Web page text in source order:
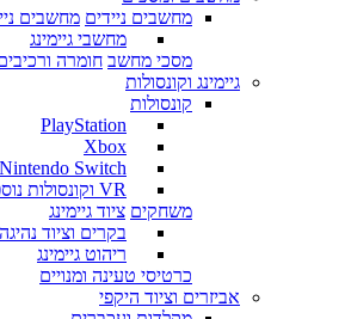
מחשבים ניידים מחשבים
מחשבי גיימינג
מסכי מחשב חומרה
גיימינג וקונסולות
קונסולות
PlayStation
Xbox
Nintendo Switch
VR וקונסולות נוספות
משחקים ציוד גיימינג
בקרים וציוד נהיגה
ריהוט גיימינג
כרטיסי טעינה ומנויים
אביזרים וציוד היקפי